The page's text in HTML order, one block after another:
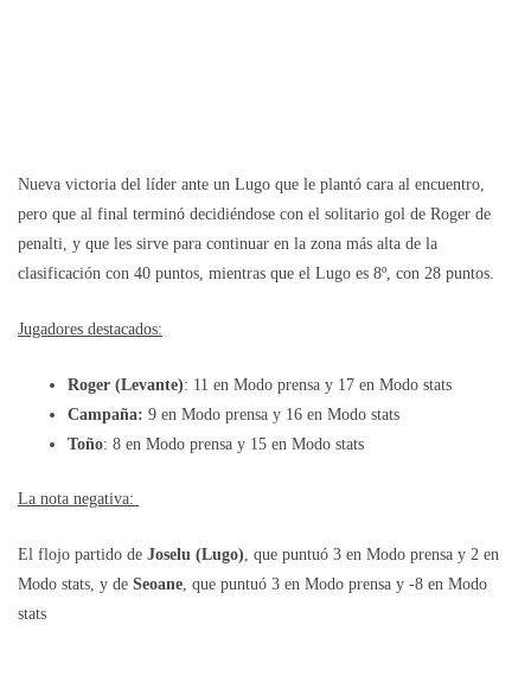
Nueva victoria del líder ante un Lugo que le plantó cara al encuentro,
pero que al final terminó decidiéndose con el solitario gol de Roger de
penalti, y que les sirve para continuar en la zona más alta de la
clasificación con 40 puntos, mientras que el Lugo es 8º, con 28 puntos.
Jugadores destacados:
Roger (Levante): 11 en Modo prensa y 17 en Modo stats
Campaña: 9 en Modo prensa y 16 en Modo stats
Toño: 8 en Modo prensa y 15 en Modo stats
La nota negativa:
El flojo partido de Joselu (Lugo), que puntuó 3 en Modo prensa y 2 en
Modo stats, y de Seoane, que puntuó 3 en Modo prensa y -8 en Modo
stats